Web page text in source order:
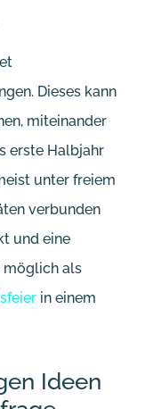
Dieses kann
miteinander
erste Halbjahr
unter freiem
verbunden
und eine
möglich als
in einem
Ideen